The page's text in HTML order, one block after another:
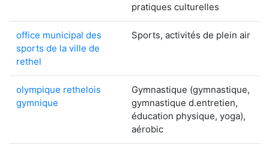
pratiques culturelles
office municipal des
sports de la ville de
rethel
Sports, activités de plein air
olympique rethelois
gymnique
Gymnastique (gymnastique,
gymnastique d.entretien,
éducation physique, yoga),
aérobic